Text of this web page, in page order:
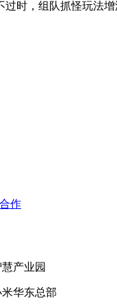
时，组队抓怪玩法增
作
产业园
华东总部